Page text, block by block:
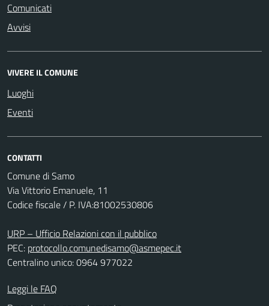
Comunicati
Avvisi
VIVERE IL COMUNE
Luoghi
Eventi
CONTATTI
Comune di Samo
Via Vittorio Emanuele, 11
Codice fiscale / P. IVA:81002530806
URP – Ufficio Relazioni con il pubblico
PEC: protocollo.comunedisamo@asmepec.it
Centralino unico: 0964 977022
Leggi le FAQ